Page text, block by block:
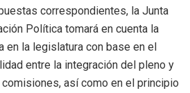
correspondientes, la Junta
Política tomará en cuenta la
en la legislatura con base en el
entre la integración del pleno y
así como en el principio